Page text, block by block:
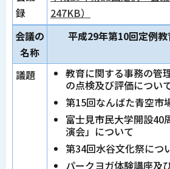
録
247KB）
会議の
名称
平成29年第10回定例
議題
教育に関する事務の管
の点検及び評価につい
第15回なんばた青空市
富士見市民大学開設40
演会」について
第34回水谷文化祭につ
パークヨガ体験講座及